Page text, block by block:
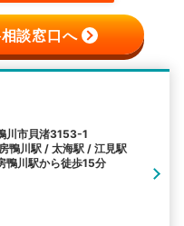
談窓口へ
川市貝渚3153-1
鴨川駅 / 太海駅 / 江見駅
鴨川駅から徒歩15分